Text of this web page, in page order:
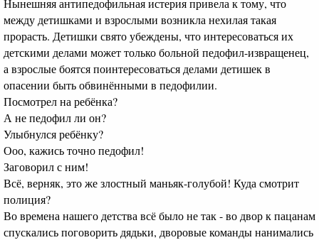
Нынешняя антипедофильная истерия привела к тому, что
между детишками и взрослыми возникла нехилая такая
прорасть. Детишки свято убеждены, что интересоваться их
детскими делами может только больной педофил-извращенец,
а взрослые боятся поинтересоваться делами детишек в
опасении быть обвинёнными в педофилии.
Посмотрел на ребёнка?
А не педофил ли он?
Улыбнулся ребёнку?
Ооо, кажись точно педофил!
Заговорил с ним!
Всё, верняк, это же злостный маньяк-голубой! Куда смотрит
полиция?
Во времена нашего детства всё было не так - во двор к пацанам
спускались поговорить дядьки, дворовые команды нанимались